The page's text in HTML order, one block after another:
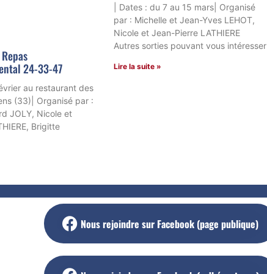
24-33-47
au restaurant des
(33)| Organisé par :
JOLY, Nicole et
Brigitte
| Dates : du 7 au 15 mars| Organisé
par : Michelle et Jean-Yves LEHOT,
Nicole et Jean-Pierre LATHIERE
Autres sorties pouvant vous intéresser
Lire la suite »
Nous rejoindre sur Facebook (page publique)